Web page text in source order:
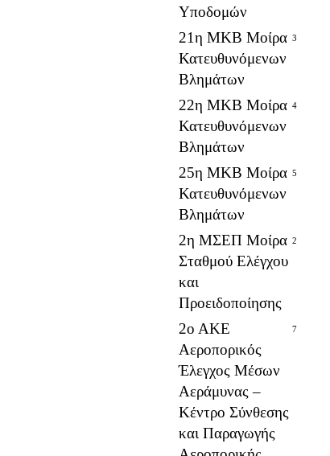
Υποδομών
21η ΜΚΒ Μοίρα
Κατευθυνόμενων
Βλημάτων
3
22η ΜΚΒ Μοίρα
Κατευθυνόμενων
Βλημάτων
4
25η ΜΚΒ Μοίρα
Κατευθυνόμενων
Βλημάτων
5
2η ΜΣΕΠ Μοίρα
Σταθμού Ελέγχου
και
Προειδοποίησης
2
2ο ΑΚΕ
Αεροπορικός
Έλεγχος Μέσων
Αεράμυνας –
Κέντρο Σύνθεσης
και Παραγωγής
7